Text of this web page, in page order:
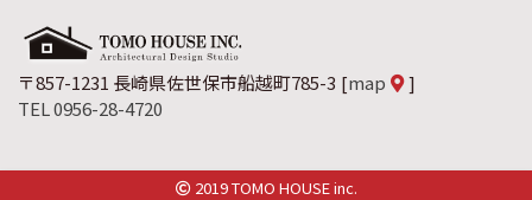
〒857-1231 長崎県佐世保市船越町785-3 [map
]
TEL 0956-28-4720
2019 TOMO HOUSE inc.